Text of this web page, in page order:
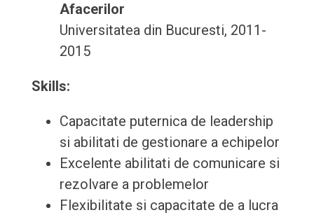
Afacerilor
Universitatea din Bucuresti, 2011-
2015
Skills:
Capacitate puternica de leadership
si abilitati de gestionare a echipelor
Excelente abilitati de comunicare si
rezolvare a problemelor
Flexibilitate si capacitate de a lucra